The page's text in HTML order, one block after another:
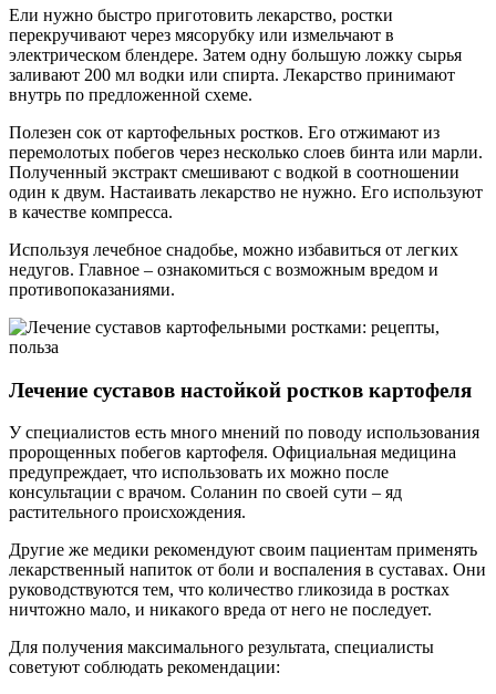
Ели нужно быстро приготовить лекарство, ростки
перекручивают через мясорубку или измельчают в
электрическом блендере. Затем одну большую ложку сырья
заливают 200 мл водки или спирта. Лекарство принимают
внутрь по предложенной схеме.
Полезен сок от картофельных ростков. Его отжимают из
перемолотых побегов через несколько слоев бинта или марли.
Полученный экстракт смешивают с водкой в соотношении
один к двум. Настаивать лекарство не нужно. Его используют
в качестве компресса.
Используя лечебное снадобье, можно избавиться от легких
недугов. Главное – ознакомиться с возможным вредом и
противопоказаниями.
Лечение суставов настойкой ростков картофеля
У специалистов есть много мнений по поводу использования
пророщенных побегов картофеля. Официальная медицина
предупреждает, что использовать их можно после
консультации с врачом. Соланин по своей сути – яд
растительного происхождения.
Другие же медики рекомендуют своим пациентам применять
лекарственный напиток от боли и воспаления в суставах. Они
руководствуются тем, что количество гликозида в ростках
ничтожно мало, и никакого вреда от него не последует.
Для получения максимального результата, специалисты
советуют соблюдать рекомендации: